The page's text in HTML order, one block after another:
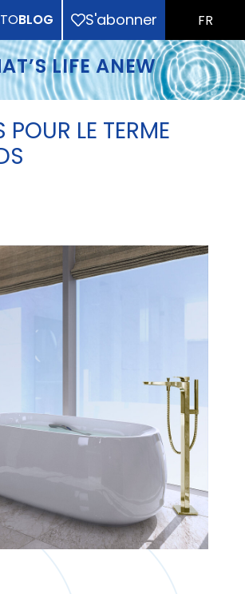
BLOG S'abonner FR
LIFE ANEW
POUR LE TERME